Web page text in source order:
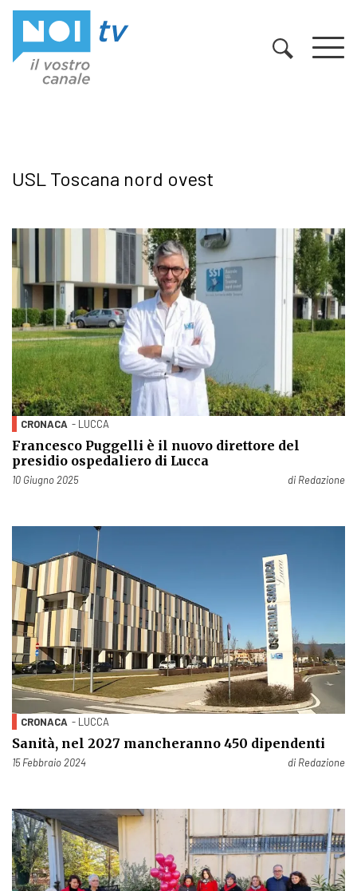
USL Toscana nord ovest
CRONACA - LUCCA
Francesco Puggelli è il nuovo direttore del
presidio ospedaliero di Lucca
Pubblicato il
10 Giugno 2025 di Redazione
CRONACA - LUCCA
Sanità, nel 2027 mancheranno 450 dipendenti
Pubblicato il
15 Febbraio 2024 di Redazione